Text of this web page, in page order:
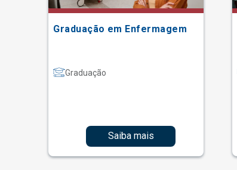
Graduação em Enfermagem
Graduação
Saiba mais